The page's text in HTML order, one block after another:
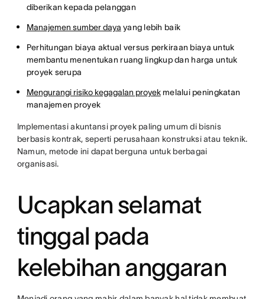
diberikan kepada pelanggan
Manajemen sumber daya yang lebih baik
Perhitungan biaya aktual versus perkiraan biaya untuk
membantu menentukan ruang lingkup dan harga untuk
proyek serupa
Mengurangi risiko kegagalan proyekmelalui peningkatan
manajemen proyek
Implementasi akuntansi proyek paling umum di bisnis
berbasis kontrak, seperti perusahaan konstruksi atau teknik.
Namun, metode ini dapat berguna untuk berbagai
organisasi.
Ucapkan selamat
tinggal pada
kelebihan anggaran